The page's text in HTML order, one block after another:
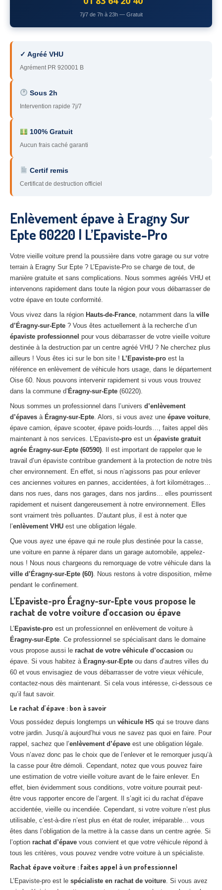
– Yvelines
92– Hauts-de-Seine
93 – Seine-Saint-Denis
94– Val-de-Marne
95 – Val d’Oise
– Essonne
89 – Yonne
51 – Marne
– Eure-et-Loir
27– Eure
– Aube
02– Aisne
Tousles secteurs
CENTREVHU AGRÉE
Centreagréé VHU Paris 75 : casse auto avec destruction
Centre
agréé VHU 77 : casse auto avec destruction
Centreagréé VHU 78 : casse auto avec destruction
Centreagréé VHU 91 : casse auto avec destruction
Centreagréé VHU 92 : casse auto avec destruction
Centreagréé VHU 93 : casse auto avec destruction
Centreagréé VHU 94 : casse auto avec destruction
Centreagréé VHU 95 : casse auto avec destruction
DOCUMENTSÀ JOINDRE
RACHATVÉHICULES
01 83 64 20 40
7j/7 de 7h à 23h — Gratuit
✓ Agréé VHU
Agrément PR 920001 B
Sous 2h
Intervention rapide 7j/7
100% Gratuit
Aucun frais caché garanti
Certif remis
Certificat de destruction officiel
Enlèvement épave à Eragny Sur
Epte 60220 | L’Epaviste-Pro
Votre vieille voiture prend la poussière dans votre garage ou sur votre
terrain à Eragny Sur Epte ? L’Epaviste-Pro se charge de tout, de
manière gratuite et sans complications. Nous sommes agréés VHU et
intervenons rapidement dans toute la région pour vous débarrasser de
votre épave en toute conformité.
Vous vivez dans la région Hauts-de-France, notamment dans la ville
d’Éragny-sur-Epte ? Vous êtes actuellement à la recherche d’un
épaviste professionnel pour vous débarrasser de votre vieille voiture
destinée à la destruction par un centre agréé VHU ? Ne cherchez plus
ailleurs ! Vous êtes ici sur le bon site ! L’Epaviste-pro est la
référence en enlèvement de véhicule hors usage, dans le département
Oise 60. Nous pouvons intervenir rapidement si vous vous trouvez
dans la commune d’ Éragny-sur-Epte (60220).
Nous sommes un professionnel dans l’univers d’enlèvement
d’épaves à Éragny-sur-Epte. Alors, si vous avez une épave voiture,
épave camion, épave scooter, épave poids-lourds…, faites appel dès
maintenant à nos services. L’Epaviste-pro est un épaviste gratuit
agrée Éragny-sur-Epte (60590). Il est important de rappeler que le
travail d’un épaviste contribue grandement à la protection de notre très
cher environnement. En effet, si nous n’agissons pas pour enlever
ces anciennes voitures en pannes, accidentées, à fort kilométrages…
dans nos rues, dans nos garages, dans nos jardins… elles pourrissent
rapidement et nuisent dangereusement à notre environnement. Elles
sont vraiment très polluantes. D’autant plus, il est à noter que
l’enlèvement VHU est une obligation légale.
Que vous ayez une épave qui ne roule plus destinée pour la casse,
une voiture en panne à réparer dans un garage automobile, appelez-
nous ! Nous nous chargeons du remorquage de votre véhicule dans la
ville d’Éragny-sur-Epte (60). Nous restons à votre disposition, même
pendant le confinement.
L’Epaviste-pro Éragny-sur-Epte vous propose le
rachat de votre voiture d’occasion ou épave
L’ Epaviste-pro est un professionnel en enlèvement de voiture à
Éragny-sur-Epte. Ce professionnel se spécialisant dans le domaine
vous propose aussi le rachat de votre véhicule d’occasion ou
épave. Si vous habitez à Éragny-sur-Epte ou dans d’autres villes du
60 et vous envisagiez de vous débarrasser de votre vieux véhicule,
contactez-nous dès maintenant. Si cela vous intéresse, ci-dessous ce
qu’il faut savoir.
Le rachat d’épave : bon à savoir
Vous possédez depuis longtemps un véhicule HS qui se trouve dans
votre jardin. Jusqu’à aujourd’hui vous ne savez pas quoi en faire. Pour
rappel, sachez que l’enlèvement d’épave est une obligation légale.
Vous n’avez donc pas le choix que de l’enlever et le remorquer jusqu’à
la casse pour être démoli. Cependant, notez que vous pouvez faire
une estimation de votre vieille voiture avant de le faire enlever. En
effet, bien évidemment sous conditions, votre voiture pourrait peut-
être vous rapporter encore de l’argent. Il s’agit ici du rachat d’épave
accidentée, vieille ou incendiée. Cependant, si votre voiture n’est plus
utilisable, c’est-à-dire n’est plus en état de rouler, irréparable… vous
êtes dans l’obligation de la mettre à la casse dans un centre agrée. Si
l’option rachat d’épave vous convient et que votre véhicule répond à
tous les critères, vous pouvez vendre votre voiture à un spécialiste.
Rachat épave voiture : faites appel à un professionnel
L’Epaviste-pro est le spécialiste en rachat de voiture. Si vous avez